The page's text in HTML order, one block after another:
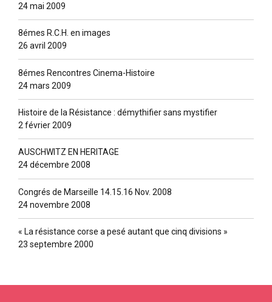
24 mai 2009
8émes R.C.H. en images
26 avril 2009
8émes Rencontres Cinema-Histoire
24 mars 2009
Histoire de la Résistance : démythifier sans mystifier
2 février 2009
AUSCHWITZ EN HERITAGE
24 décembre 2008
Congrés de Marseille 14.15.16 Nov. 2008
24 novembre 2008
« La résistance corse a pesé autant que cinq divisions »
23 septembre 2000